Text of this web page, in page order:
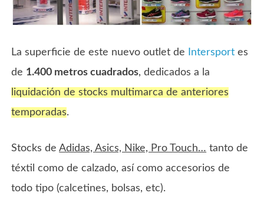
La superficie de este nuevo outlet de Intersport es
de 1.400 metros cuadrados, dedicados a la
liquidación de stocks multimarca de anteriores
temporadas.
Stocks deAdidas, Asics, Nike, Pro Touch… tanto de
téxtil como de calzado, así como accesorios de
todo tipo (calcetines, bolsas, etc).